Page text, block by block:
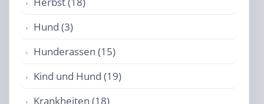
Hund (3)
Hunderassen (15)
Kind und Hund (19)
Krankheiten (18)